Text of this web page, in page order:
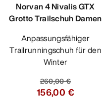
Norvan 4 Nivalis GTX
Grotto Trailschuh Damen
Anpassungsfähiger
Trailrunningschuh für den
Winter
260,00 €
156,00 €